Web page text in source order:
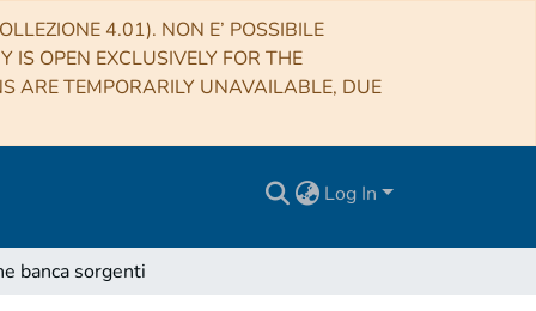
4.01). NON E’ POSSIBILE
IS OPEN EXCLUSIVELY FOR THE
ARE TEMPORARILY UNAVAILABLE, DUE
Log In
banca sorgenti